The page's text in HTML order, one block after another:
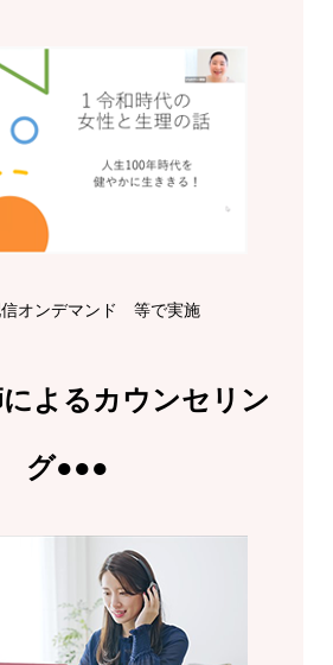
信オンデマンド 等で実施
よるカウンセリン
グ●●●